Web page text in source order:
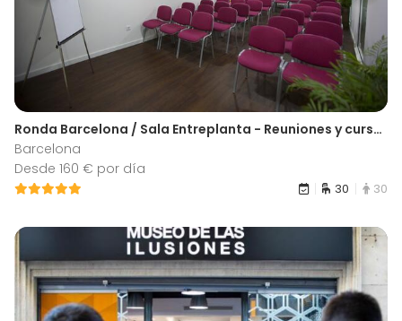
Ronda Barcelona / Sala Entreplanta - Reuniones y cursos
Barcelona
Desde 160 € por día
30 30